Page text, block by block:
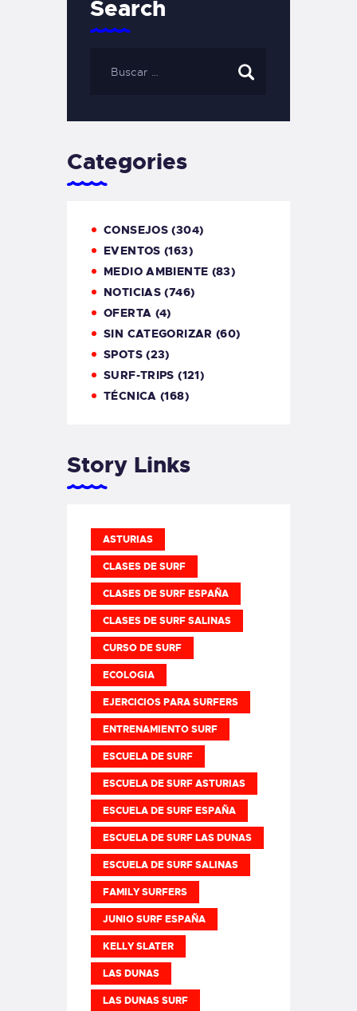
Search
Categories
CONSEJOS (304)
EVENTOS (163)
MEDIO AMBIENTE (83)
NOTICIAS (746)
OFERTA (4)
SIN CATEGORIZAR (60)
SPOTS(23)
SURF-TRIPS (121)
TÉCNICA (168)
Story Links
ASTURIAS
CLASES DE SURF
CLASES DE SURF ESPAÑA
CLASES DE SURF SALINAS
CURSO DE SURF
ECOLOGIA
EJERCICIOS PARA SURFERS
ENTRENAMIENTO SURF
ESCUELA DE SURF
ESCUELA DE SURF ASTURIAS
ESCUELA DE SURF ESPAÑA
ESCUELA DE SURF LAS DUNAS
ESCUELA DE SURF SALINAS
FAMILY SURFERS
JUNIO SURF ESPAÑA
KELLY SLATER
LAS DUNAS
LAS DUNAS SURF